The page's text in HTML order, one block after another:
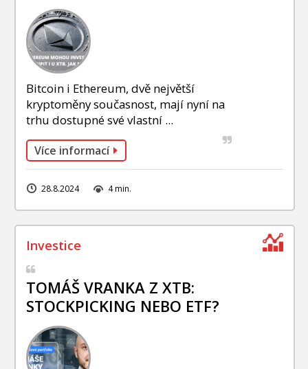
Bitcoin i Ethereum, dvě největší
kryptoměny současnost, mají nyní na
trhu dostupné své vlastní ...
Více informací
28.8.2024 4 min.
TOMÁŠ VRANKA Z XTB:
STOCKPICKING NEBO ETF?